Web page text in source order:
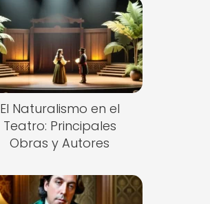
El Naturalismo en el
Teatro: Principales
Obras y Autores